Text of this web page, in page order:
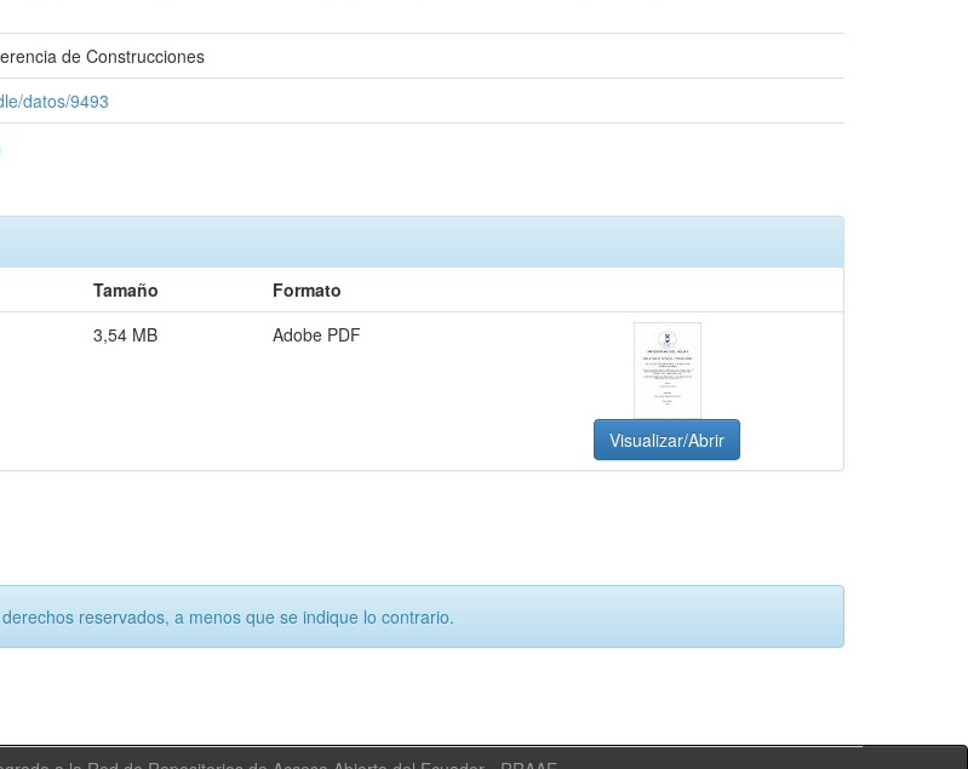
de Construcciones
datos/9493
Tamaño
Formato
3,54 MB Adobe PDF
Visualizar/Abrir
reservados, a menos que se indique lo contrario.